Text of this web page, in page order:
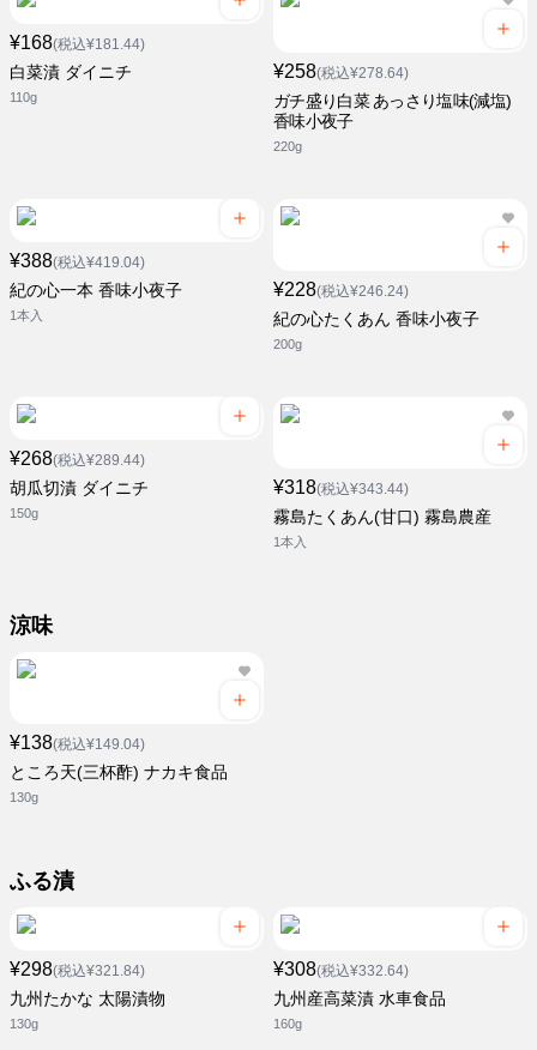
¥168(税込¥181.44)
白菜漬 ダイニチ
110g
¥258(税込¥278.64)
ガチ盛り白菜 あっさり塩味(減塩)
香味小夜子
220g
¥388(税込¥419.04)
紀の心一本 香味小夜子
1本入
¥228(税込¥246.24)
紀の心たくあん 香味小夜子
200g
¥268(税込¥289.44)
胡瓜切漬 ダイニチ
150g
¥318(税込¥343.44)
霧島たくあん(甘口) 霧島農産
1本入
涼味
¥138(税込¥149.04)
ところ天(三杯酢) ナカキ食品
130g
ふる漬
¥298(税込¥321.84)
九州たかな 太陽漬物
130g
¥308(税込¥332.64)
九州産高菜漬 水車食品
160g